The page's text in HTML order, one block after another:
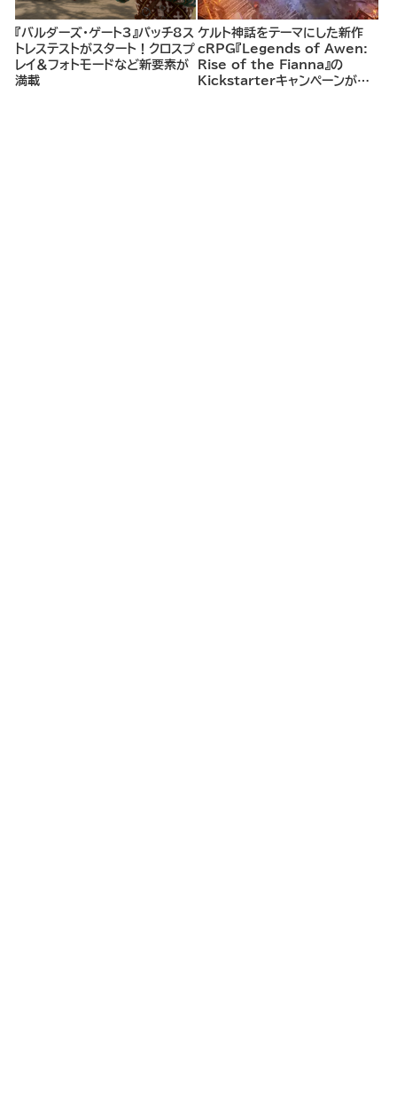
『バルダーズ・ゲート3』パッチ8ス
トレステストがスタート！クロスプ
レイ＆フォトモードなど新要素が
満載
ケルト神話をテーマにした新作
cRPG『Legends of Awen:
Rise of the Fianna』の
Kickstarterキャンペーンがま